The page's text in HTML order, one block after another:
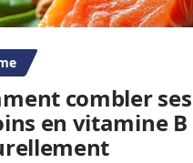
combler ses
en vitamine B